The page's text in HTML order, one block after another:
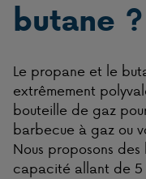
butane ?
Le propane et le
extrêmement
bouteille de gaz
barbecue à gaz ou
Nous proposons
capacité allant de